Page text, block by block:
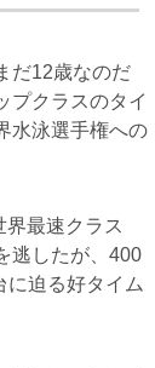
だ12歳なのだ
プクラスのタイ
水泳選手権への
最速クラス
逃したが、400
に迫る好タイム